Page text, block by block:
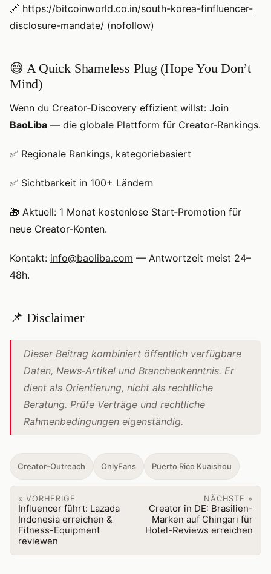
🔗 https://bitcoinworld.co.in/south-korea-finfluencer-
disclosure-mandate/ (nofollow)
😅 A Quick Shameless Plug (Hope You Don’t
Mind)
Wenn du Creator‑Discovery effizient willst: Join
BaoLiba — die globale Plattform für Creator‑Rankings.
✅ Regionale Rankings, kategoriebasiert
✅ Sichtbarkeit in 100+ Ländern
🎁 Aktuell: 1 Monat kostenlose Start‑Promotion für
neue Creator‑Konten.
Kontakt: info@baoliba.com — Antwortzeit meist 24–
48h.
📌 Disclaimer
Dieser Beitrag kombiniert öffentlich verfügbare
Daten, News‑Artikel und Branchenkenntnis. Er
dient als Orientierung, nicht als rechtliche
Beratung. Prüfe Verträge und rechtliche
Rahmenbedingungen eigenständig.
Creator-Outreach OnlyFans Puerto Rico Kuaishou
« VORHERIGE
Influencer führt: Lazada
Indonesia erreichen &
Fitness-Equipment
reviewen
NÄCHSTE »
Creator in DE: Brasilien-
Marken auf Chingari für
Hotel-Reviews erreichen